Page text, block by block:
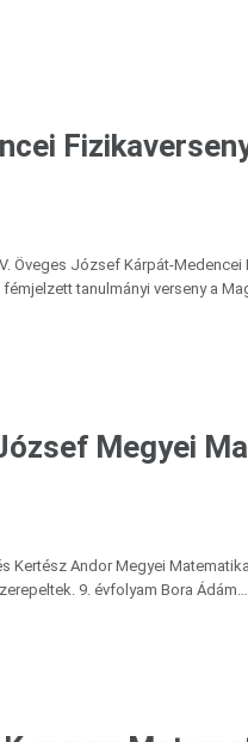
Öveges József Kárpát-
tanulmányi verseny a
Megyei
Andor Megyei
9. évfolyam Bora Ádám…